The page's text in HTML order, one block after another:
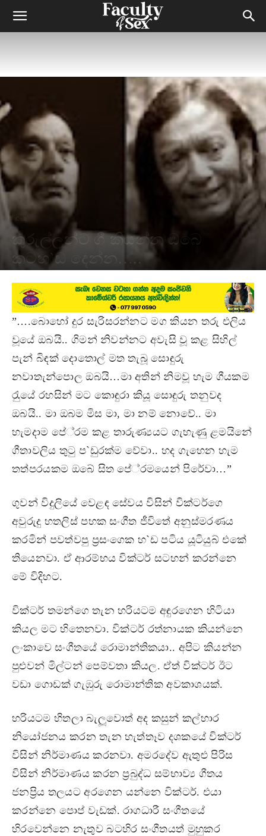
Cult
කුරුල්ලන්ට ගී කියන්න ඔබෙ
කටහ`ඩ දෙන්න…..
”….බොහෝ දුර සැරිසරන්නට මග කියන තරු එලිය
වූයේ ඔබයි.. ගිමන් නිවන්නට අවැසි වූ කළ සිහිල්
පැන් බිඳක් දොතොල් මත තැබූ සොඳුරු
නවාතැන්පොල ඔබයි…මා අතින් නිමවූ හැම ගීයකම
රැුයේ රහසින් මට කොඳුරා කියූ සොඳුරු තනුවද
ඔබයි.. මා ඔබම මිස මා, මා නම් නොවේ.. මා
හැමදාම පේ‍්‍රම කළ තාරුණ්‍යයට ගැහැණු ළමයිනේ
ගීතාවලිය තුටු ප`ඩුරක්ම වේවා.. හද ගැහෙන හැම
තත්පරයකම ඔබේ සිත පේ‍්‍රමයෙන් පිරේවා…”
ගුවන් විදුලියේ වෙළඳ සේවය විසින් වික්ටර්ගෙ
අවුරුදු හතලිස් පහක සංගීත ජීවිතේ අනුස්මරණය
කරමින් පවත්වපු ප‍්‍රසංගෙක හ`ඩ පටිය යූටියුබ් එකේ
තියෙනවා. ඒ ආරම්භය වික්ටර් සටහන් කරන්නෙ
මේ විදිහට.
වික්ටර් තමන්ගෙ තැන හරියටම අඳුරගෙන හිටියා
කියල මට හිතෙනවා. වික්ටර් රත්නායක කියන්නෙ
ලංකාවෙ සංගීතයේ රොමාන්තිකයා.. අපිට කියන්න
පුළුවන් මිල්ටන් පෙම්වතා කියල. ඒත් වික්ටර් ඊට
වඩා ගොඩක් ගැඹුරු රොමාන්තික අවකාශයක්.
හරියටම හිතලා බැලූවොත් අද කසුන් කල්හාර
නියෝජනය කරන තැන හැත්තෑව දශකයේ වික්ටර්
විසින් නිර්මාණය කරනවා. අමරදේව ඇතුළු පිරිස
විසින් නිර්මාණය කරන ප‍්‍රබුද්ධ සම්භාව්‍ය ගීතය
ජනප‍්‍රිය තලයට අරගෙන යන්නෙ වික්ටර්. එයා
කරන්නෙ පොප් වැඩක්. රාගධාරී සංගීතයේ
හිරවෙන්නෙ නැතුව බටහිර සංගීතයත් මුහුකර